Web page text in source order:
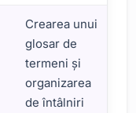
Crearea unui
glosar de
termeni și
organizarea
de întâlniri